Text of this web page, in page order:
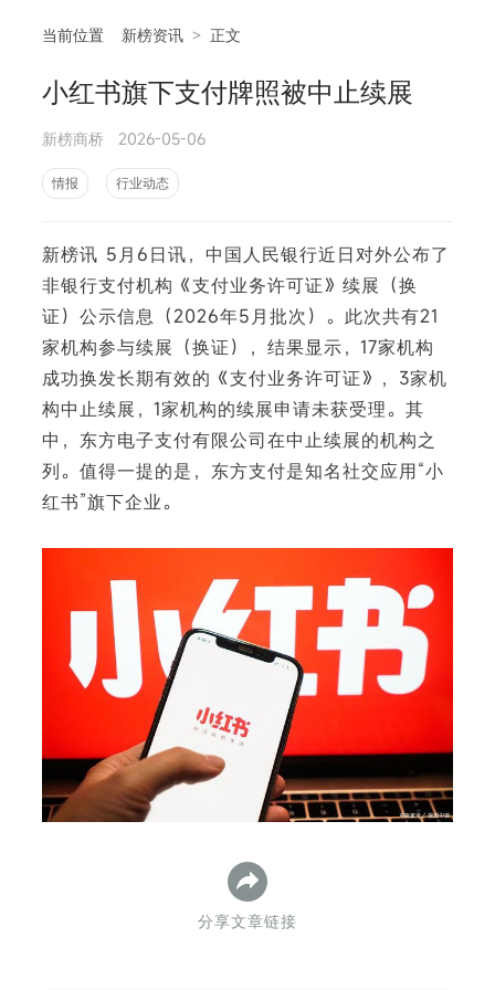
当前位置 新榜资讯 > 正文
小红书旗下支付牌照被中止续展
新榜商桥 2026-05-06
情报 行业动态
新榜讯 5月6日讯，中国人民银行近日对外公布了
非银行支付机构《支付业务许可证》续展（换
证）公示信息（2026年5月批次）。此次共有21
家机构参与续展（换证），结果显示，17家机构
成功换发长期有效的《支付业务许可证》，3家机
构中止续展，1家机构的续展申请未获受理。其
中，东方电子支付有限公司在中止续展的机构之
列。值得一提的是，东方支付是知名社交应用“小
红书”旗下企业。
分享文章链接